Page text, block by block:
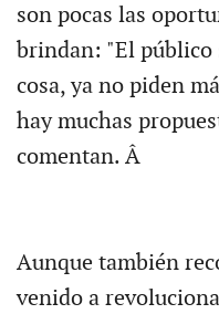
son pocas las
brindan: "El público
cosa, ya no piden
hay muchas
comentan. Â
Aunque también
venido a